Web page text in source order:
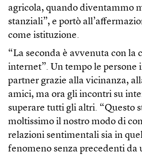
agricola, quando diventammo
stanziali”, e portò
come istituzione.
“La seconda è avvenuta con la
internet”. Un tempo le persone
partner grazie alla vicinanza,
amici, ma ora gli incontri su
superare tutti gli altri. “Questo
moltissimo il nostro modo di
relazioni sentimentali sia in
fenomeno senza precedenti da